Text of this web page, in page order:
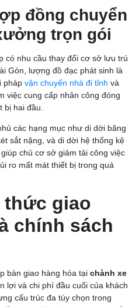
đồng chuyển
trọn gói
có nhu cầu thay đổi cơ sở lưu trú
Gòn, lượng đồ đạc phát sinh là
pháp vận chuyển nhà đi tỉnh và
việc cung cấp nhân công đóng
bị hai đầu.
các hạng mục như di dời băng
sắt nặng, và di dời hệ thống kệ
chủ cơ sở giảm tải công việc
ro mất mát thiết bị trong quá
giao
chính sách
bàn giao hàng hóa tại chành xe
lợi và chi phí đầu cuối của khách
cấu trúc đa tùy chọn trong